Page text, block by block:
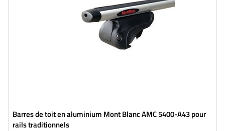
Barres de toit en aluminium Mont Blanc AMC 5400-A43 pour
rails traditionnels